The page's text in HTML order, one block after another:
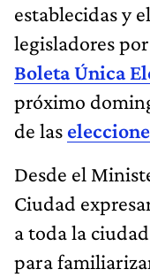
establecidas y
legisladores
Boleta Única
próximo
de las
Desde el
Ciudad
a toda la
para